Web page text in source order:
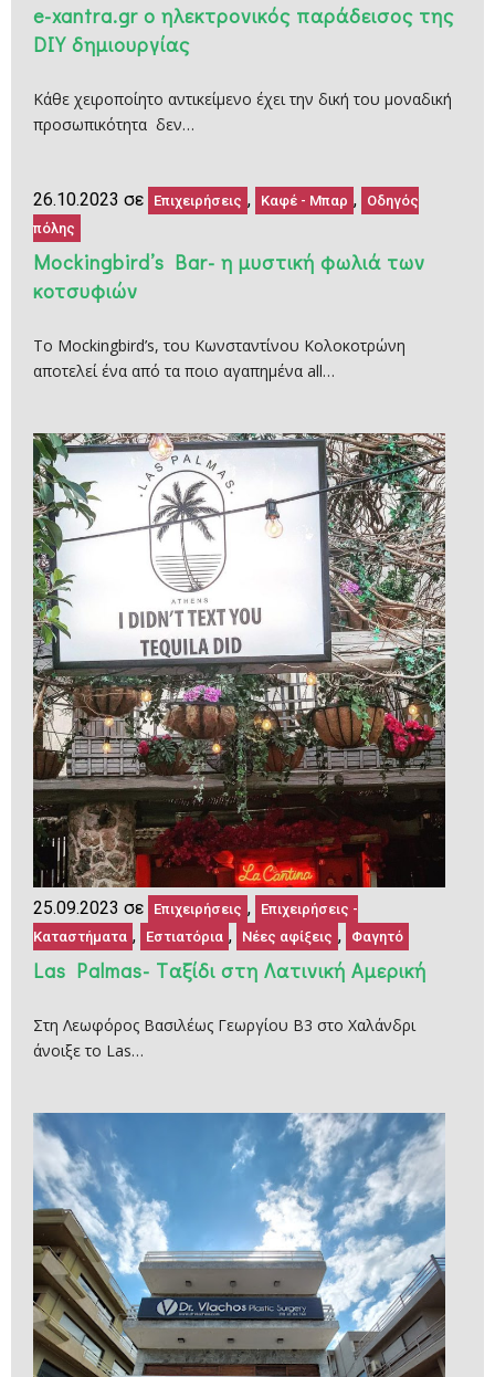
e-xantra.gr o ηλεκτρονικός παράδεισος της
DIY δημιουργίας
Κάθε χειροποίητο αντικείμενο έχει την δική του μοναδική
προσωπικότητα δεν…
26.10.2023 σε Επιχειρήσεις , Καφέ - Μπαρ ,
Οδηγός
πόλης
Mockingbird’s Bar- η μυστική φωλιά των
κοτσυφιών
Το Mockingbird’s, του Κωνσταντίνου Κολοκοτρώνη
αποτελεί ένα από τα ποιο αγαπημένα all…
25.09.2023 σε Επιχειρήσεις ,
Επιχειρήσεις -
Καταστήματα , Εστιατόρια , Νέες αφίξεις , Φαγητό
Las Palmas- Tαξίδι στη Λατινική Αμερική
Στη Λεωφόρος Βασιλέως Γεωργίου Β3 στο Χαλάνδρι
άνοιξε το Las…